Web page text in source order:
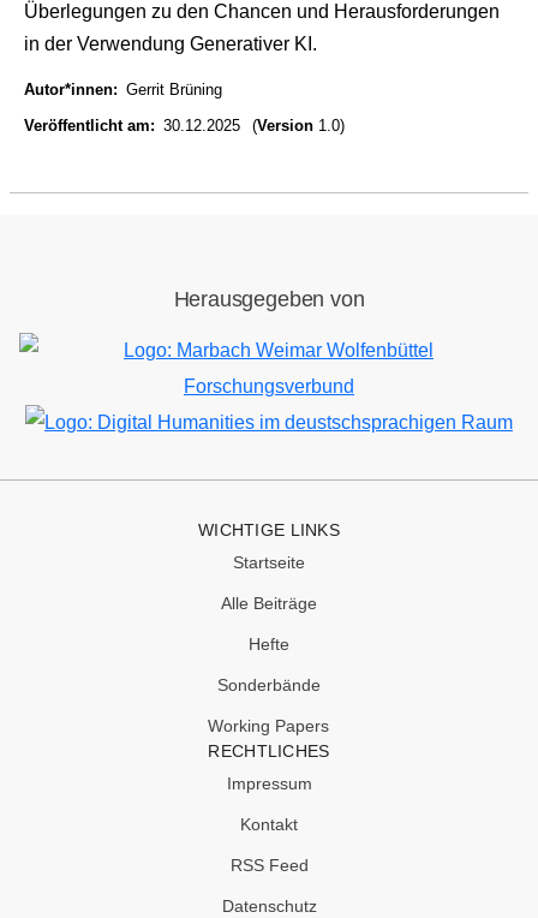
Überlegungen zu den Chancen und Herausforderungen
in der Verwendung Generativer KI.
Autor*innen
Gerrit Brüning
Veröffentlicht am
30.12.2025 (Version 1.0)
Herausgegeben von
Bild
Bild
WICHTIGE LINKS
Startseite
Alle Beiträge
Hefte
Sonderbände
Working Papers
RECHTLICHES
Impressum
Kontakt
RSS Feed
Datenschutz